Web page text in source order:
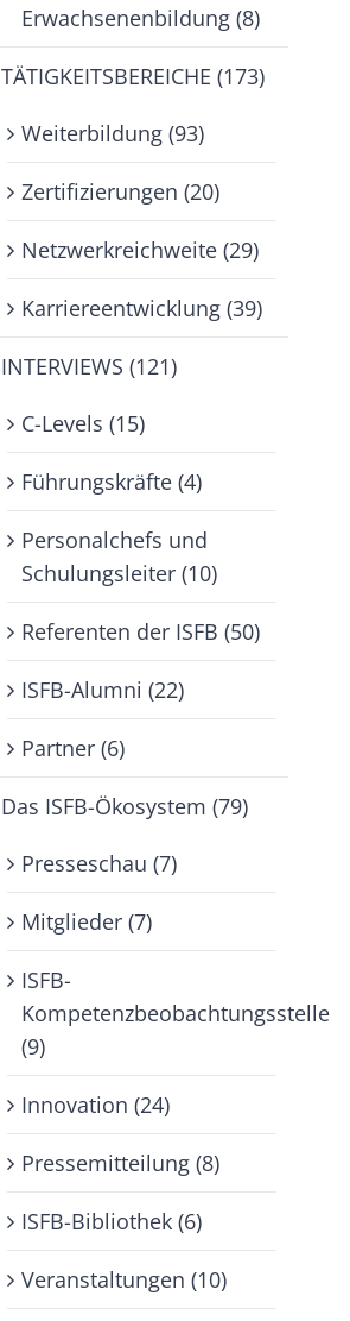
Erwachsenenbildung (8)
TÄTIGKEITSBEREICHE (173)
Weiterbildung (93)
Zertifizierungen (20)
Netzwerkreichweite (29)
Karriereentwicklung (39)
INTERVIEWS (121)
C-Levels (15)
Führungskräfte (4)
Personalchefs und
Schulungsleiter (10)
Referenten der ISFB (50)
ISFB-Alumni (22)
Partner (6)
Das ISFB-Ökosystem (79)
Presseschau (7)
Mitglieder (7)
ISFB-
Kompetenzbeobachtungsstelle
(9)
Innovation (24)
Pressemitteilung (8)
ISFB-Bibliothek (6)
Veranstaltungen (10)